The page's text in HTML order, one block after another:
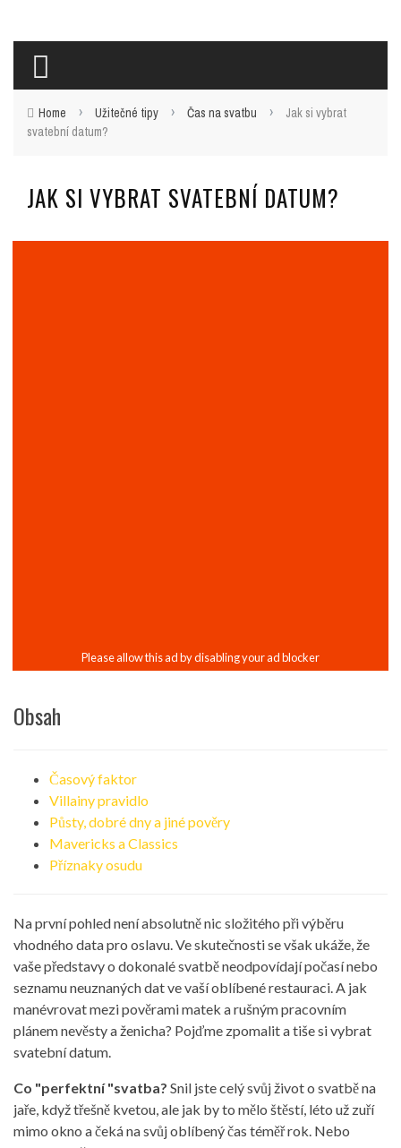
Home › Užitečné tipy › Čas na svatbu ›
Jak si vybrat
svatební datum?
JAK SI VYBRAT SVATEBNÍ DATUM?
Obsah
Časový faktor
Villainy pravidlo
Půsty, dobré dny a jiné pověry
Mavericks a Classics
Příznaky osudu
Na první pohled není absolutně nic složitého při výběru
vhodného data pro oslavu. Ve skutečnosti se však ukáže, že
vaše představy o dokonalé svatbě neodpovídají počasí nebo
seznamu neuznaných dat ve vaší oblíbené restauraci. A jak
manévrovat mezi pověrami matek a rušným pracovním
plánem nevěsty a ženicha? Pojďme zpomalit a tiše si vybrat
svatební datum.
Co "perfektní "svatba? Snil jste celý svůj život o svatbě na
jaře, když třešně kvetou, ale jak by to mělo štěstí, léto už zuří
mimo okno a čeká na svůj oblíbený čas téměř rok. Nebo